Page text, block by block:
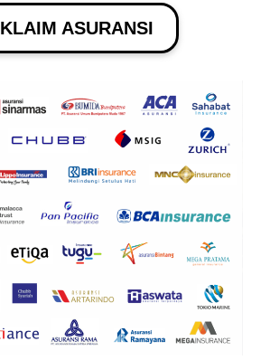
KLAIM ASURANSI